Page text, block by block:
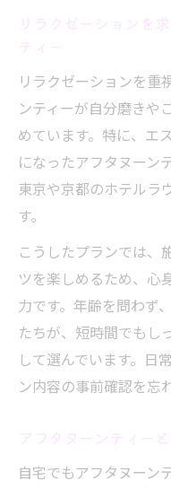
リラクゼーションを重
ンティーが自分磨きや
めています。特に、エ
になったアフタヌーン
東京や京都のホテルラ
す。
こうしたプランでは、
ツを楽しめるため、心
力です。年齢を問わず
たちが、短時間でもし
して選んでいます。日
ン内容の事前確認を忘
自宅でもアフタヌーン